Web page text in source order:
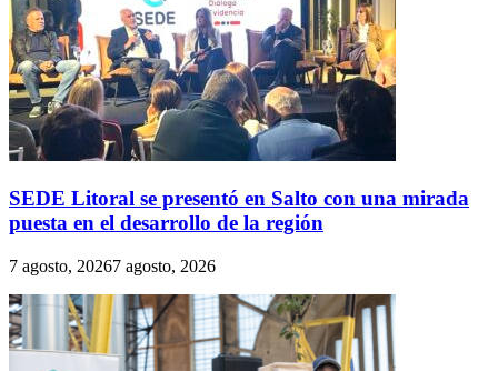
SEDE Litoral se presentó en Salto con una mirada
puesta en el desarrollo de la región
7 agosto, 20267 agosto, 2026